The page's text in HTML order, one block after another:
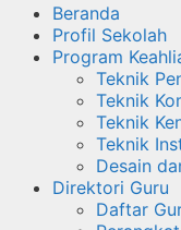
Beranda
Profil Sekolah
Program
Teknik
Teknik
Teknik
Teknik
Desain
Direktori Guru
Daftar